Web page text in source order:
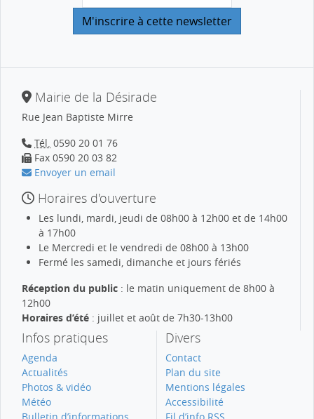
Mairie de la Désirade
Rue Jean Baptiste Mirre
Tél. 0590 20 01 76
Fax 0590 20 03 82
Envoyer un email
Horaires d'ouverture
Les lundi, mardi, jeudi de 08h00 à 12h00 et de 14h00
à 17h00
Le Mercredi et le vendredi de 08h00 à 13h00
Fermé les samedi, dimanche et jours fériés
Réception du public : le matin uniquement de 8h00 à
12h00
Horaires d’été : juillet et août de 7h30-13h00
Infos pratiques
Agenda
Actualités
Photos & vidéo
Météo
Divers
Contact
Plan du site
Mentions légales
Accessibilité